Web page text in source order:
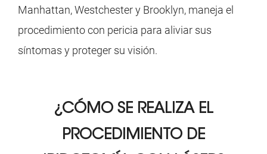
Manhattan, Westchester y Brooklyn, maneja el
procedimiento con pericia para aliviar sus
síntomas y proteger su visión.
¿CÓMO SE REALIZA EL
PROCEDIMIENTO DE